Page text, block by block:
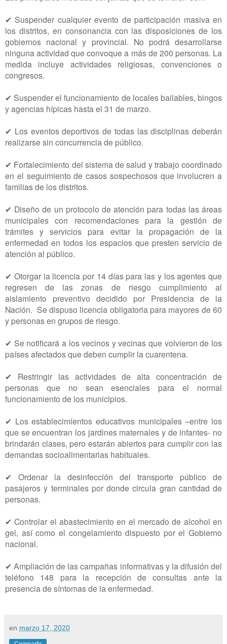
✔ Suspender cualquier evento de participación masiva en
los distritos, en consonancia con las disposiciones de los
gobiernos nacional y provincial. No podrá desarrollarse
ninguna actividad que convoque a más de 200 personas. La
medida incluye actividades religiosas, convenciones o
congresos.
✔ Suspender el funcionamiento de locales bailables, bingos
y agencias hípicas hasta el 31 de marzo.
✔ Los eventos deportivos de todas las disciplinas deberán
realizarse sin concurrencia de público.
✔ Fortalecimiento del sistema de salud y trabajo coordinado
en el seguimiento de casos sospechosos que involucren a
familias de los distritos.
✔ Diseño de un protocolo de atención para todas las áreas
municipales con recomendaciones para la gestión de
trámites y servicios para evitar la propagación de la
enfermedad en todos los espacios que presten servicio de
atención al público.
✔ Otorgar la licencia por 14 días para las y los agentes que
regresen de las zonas de riesgo cumplimiento al
aislamiento preventivo decidido por Presidencia de la
Nación. Se dispuso licencia obligatoria para mayores de 60
y personas en grupos de riesgo.
✔ Se notificará a los vecinos y vecinas que volvieron de los
países afectados que deben cumplir la cuarentena.
✔ Restringir las actividades de alta concentración de
personas que no sean esenciales para el normal
funcionamiento de los municipios.
✔ Los establecimientos educativos municipales –entre los
que se encuentran los jardines maternales y de infantes- no
brindarán clases, pero estarán abiertos para cumplir con las
demandas socioalimentarias habituales.
✔ Ordenar la desinfección del transporte público de
pasajeros y terminales por donde circula gran cantidad de
personas.
✔ Controlar el abastecimiento en el mercado de alcohol en
gel, así como el congelamiento dispuesto por el Gobierno
nacional.
✔ Ampliación de las campañas informativas y la difusión del
teléfono 148 para la recepción de consultas ante la
presencia de síntomas de la enfermedad.
en marzo 17, 2020